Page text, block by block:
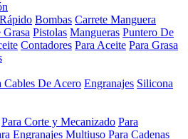
Bombas Carrete Manguera
Pistolas Mangueras Puntero De
Contadores Para Aceite Para Grasa
Cables De Acero Engranajes Silicona
Para Corte y Mecanizado Para
Engranajes Multiuso Para Cadenas